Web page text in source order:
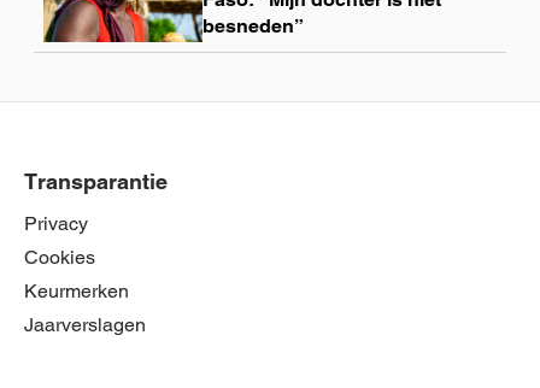
besneden”
Transparantie
Privacy
Cookies
Keurmerken
Jaarverslagen